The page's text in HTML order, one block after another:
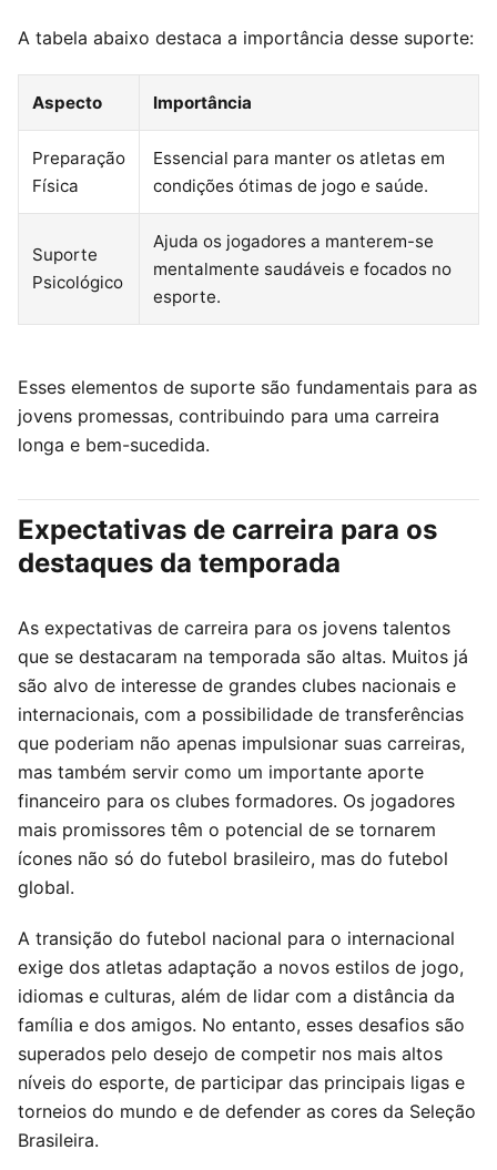
A tabela abaixo destaca a importância desse suporte:
Aspecto Importância
Preparação
Física
Essencial para manter os atletas em
condições ótimas de jogo e saúde.
Suporte
Psicológico
Ajuda os jogadores a manterem-se
mentalmente saudáveis e focados no
esporte.
Esses elementos de suporte são fundamentais para as
jovens promessas, contribuindo para uma carreira
longa e bem-sucedida.
Expectativas de carreira para os
destaques da temporada
As expectativas de carreira para os jovens talentos
que se destacaram na temporada são altas. Muitos já
são alvo de interesse de grandes clubes nacionais e
internacionais, com a possibilidade de transferências
que poderiam não apenas impulsionar suas carreiras,
mas também servir como um importante aporte
financeiro para os clubes formadores. Os jogadores
mais promissores têm o potencial de se tornarem
ícones não só do futebol brasileiro, mas do futebol
global.
A transição do futebol nacional para o internacional
exige dos atletas adaptação a novos estilos de jogo,
idiomas e culturas, além de lidar com a distância da
família e dos amigos. No entanto, esses desafios são
superados pelo desejo de competir nos mais altos
níveis do esporte, de participar das principais ligas e
torneios do mundo e de defender as cores da Seleção
Brasileira.